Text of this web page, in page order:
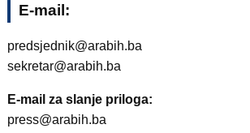
E-mail:
predsjednik@arabih.ba
sekretar@arabih.ba
E-mail za slanje priloga:
press@arabih.ba